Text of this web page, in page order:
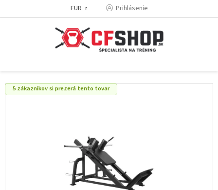
EUR Prihlásenie